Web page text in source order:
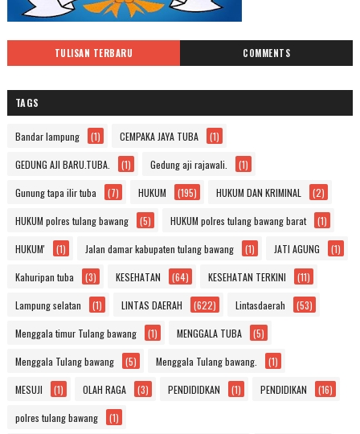
TULISAN TERBARU COMMENTS
TAGS
Bandar lampung (1) CEMPAKA JAYA TUBA (1)
GEDUNG AJI BARU.TUBA. (1) Gedung aji rajawali. (1)
Gunung tapa ilir tuba (7) HUKUM (195) HUKUM DAN KRIMINAL (2)
HUKUM polres tulang bawang (5) HUKUM polres tulang bawang barat (1)
HUKUM' (1) Jalan damar kabupaten tulang bawang (1) JATI AGUNG (1)
Kahuripan tuba (3) KESEHATAN (64) KESEHATAN TERKINI (11)
Lampung selatan (1) LINTAS DAERAH (622) Lintasdaerah (53)
Menggala timur Tulang bawang (1) MENGGALA TUBA (5)
Menggala Tulang bawang (5) Menggala Tulang bawang. (1)
MESUJI (1) OLAH RAGA (3) PENDIDIDKAN (1) PENDIDIKAN (16)
polres tulang bawang (1)